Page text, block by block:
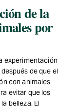
de la
por
experimentación
de que el
con animales
evitar que los
belleza. El